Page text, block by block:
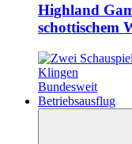
Highland
schottischem
Bundesweit
Betriebsausflug